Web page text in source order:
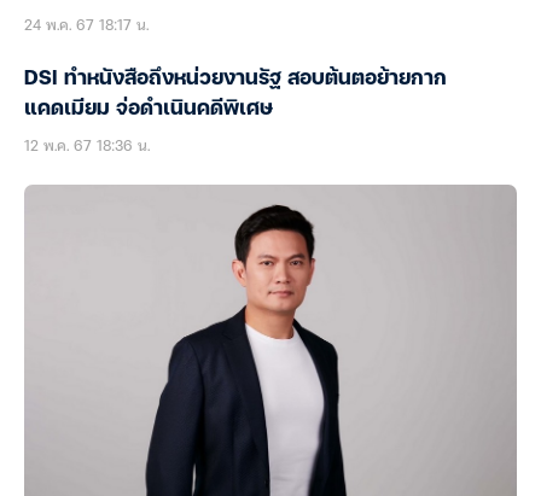
24 พ.ค. 67 18:17 น.
DSI ทำหนังสือถึงหน่วยงานรัฐ สอบต้นตอย้ายกาก
แคดเมียม จ่อดำเนินคดีพิเศษ
12 พ.ค. 67 18:36 น.